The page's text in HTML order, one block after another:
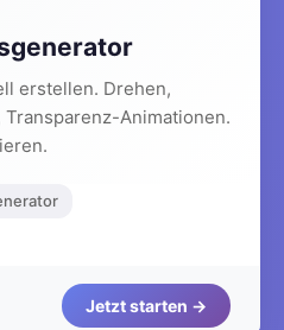
erstellen. Drehen,
Animationen.
Jetzt starten →